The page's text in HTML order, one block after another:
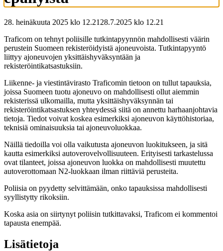
28. heinäkuuta 2025 klo 12.21 28.7.2025 klo 12.21
Traficom on tehnyt poliisille tutkintapyynnön mahdollisesti väärin
perustein Suomeen rekisteröidyistä ajoneuvoista. Tutkintapyyntö
liittyy ajoneuvojen yksittäishyväksyntään ja
rekisteröintikatsastuksiin.
Liikenne- ja viestintävirasto Traficomin tietoon on tullut tapauksia,
joissa Suomeen tuotu ajoneuvo on mahdollisesti ollut aiemmin
rekisterissä ulkomailla, mutta yksittäishyväksynnän tai
rekisteröintikatsastuksen yhteydessä siitä on annettu harhaanjohtavia
tietoja. Tiedot voivat koskea esimerkiksi ajoneuvon käyttöhistoriaa,
teknisiä ominaisuuksia tai ajoneuvoluokkaa.
Näillä tiedoilla voi olla vaikutusta ajoneuvon luokitukseen, ja sitä
kautta esimerkiksi autoverovelvollisuuteen. Erityisesti tarkastelussa
ovat tilanteet, joissa ajoneuvon luokka on mahdollisesti muutettu
autoverottomaan N2-luokkaan ilman riittäviä perusteita.
Poliisia on pyydetty selvittämään, onko tapauksissa mahdollisesti
syyllistytty rikoksiin.
Koska asia on siirtynyt poliisin tutkittavaksi, Traficom ei kommentoi
tapausta enempää.
Lisätietoja